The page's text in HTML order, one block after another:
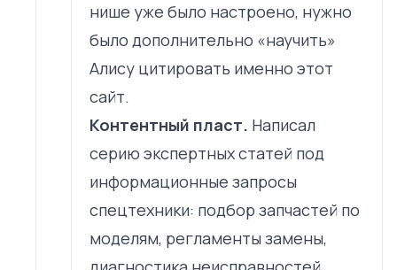
нише уже было настроено, нужно
было дополнительно «научить»
Алису цитировать именно этот
сайт.
Контентный пласт. Написал
серию экспертных статей под
информационные запросы
спецтехники: подбор запчастей по
моделям, регламенты замены,